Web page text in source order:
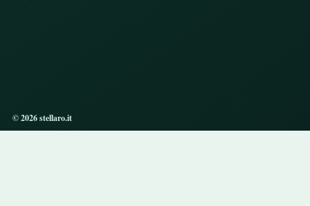
© 2026 stellaro.it